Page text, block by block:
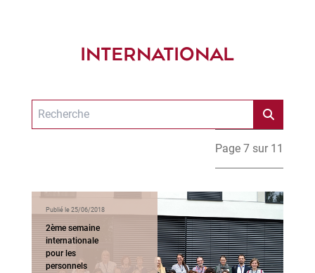
INTERNATIONAL
Page 7 sur 11
Publié le 25/06/2018
2ème semaine
internationale
pour les
personnels